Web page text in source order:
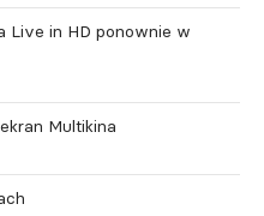
Live in HD ponownie w
Multikina